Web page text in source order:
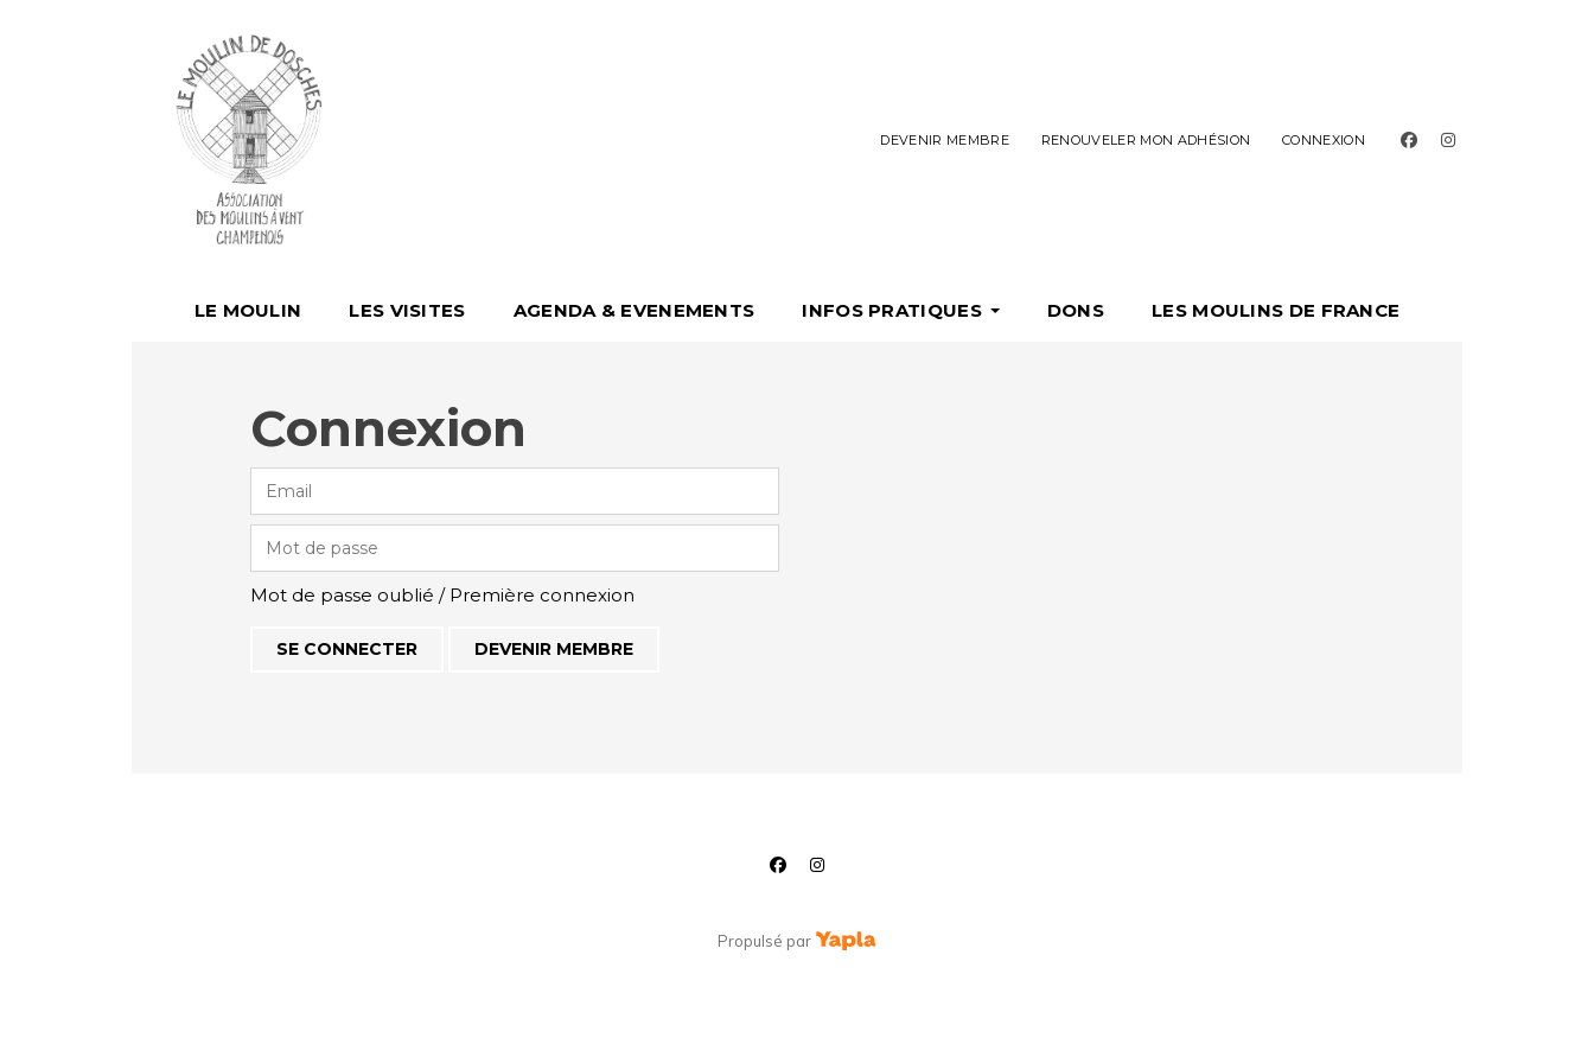
DEVENIR MEMBRE RENOUVELER MON ADHÉSION CONNEXION facebookinstagram
LE MOULIN LES VISITES AGENDA & EVENEMENTS INFOS PRATIQUES DONS LES MOULINS DE FRANCE
Connexion
Mot de passe oublié / Première connexion
DEVENIR MEMBRE
facebookinstagram
Propulsé par